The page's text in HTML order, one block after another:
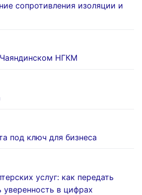
сопротивления изоляции и
НГКМ
под ключ для бизнеса
услуг: как передать
уверенность в цифрах